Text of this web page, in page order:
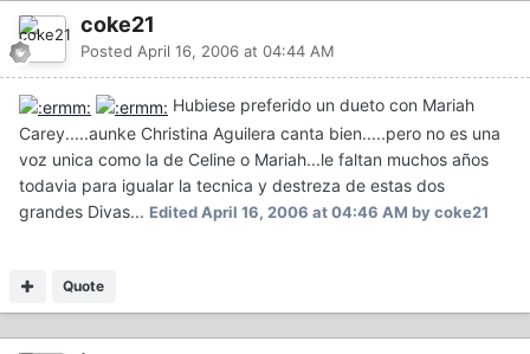
coke21
Posted April 16, 2006 at 04:44 AM
Hubiese preferido un dueto con Mariah
Carey.....aunke Christina Aguilera canta bien.....pero no es una
voz unica como la de Celine o Mariah...le faltan muchos años
todavia para igualar la tecnica y destreza de estas dos
grandes Divas... EditedApril 16, 2006 at 04:46 AM by coke21
Quote